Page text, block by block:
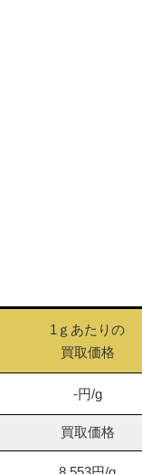
1ｇあたりの
買取価格
-円/g
買取価格